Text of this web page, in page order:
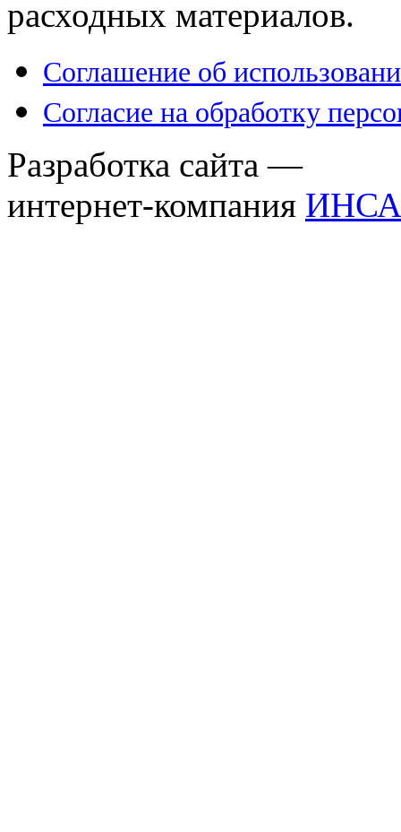
расходных материалов.
Соглашение об
Согласие на обработку
Разработка сайта —
интернет-компания